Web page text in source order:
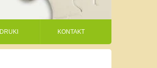
DRUKI KONTAKT